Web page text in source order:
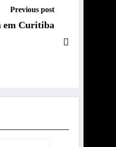
Previous post
em Curitiba